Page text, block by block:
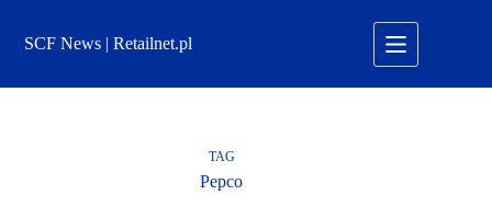
treściSCF News | Retailnet.pl
TAG
Pepco